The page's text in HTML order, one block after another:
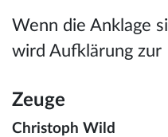
Wenn die Anklage
wird Aufklärung zur
Zeuge
Christoph Wild